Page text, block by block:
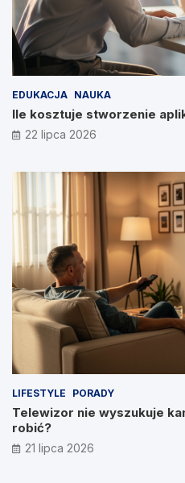
EDUKACJA NAUKA
Ile kosztuje stworzenie
22 lipca 2026
LIFESTYLE PORADY
Telewizor nie wyszukuje
robić?
21 lipca 2026